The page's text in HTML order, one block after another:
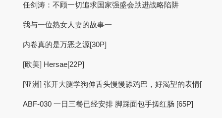
任剑涛：不顾一切追求国家强盛会跌进战略陷阱
我与一位熟女人妻的故事一
内卷真的是万恶之源[30P]
[欧美] Hersae[22P]
[亚洲] 张开大腿学狗伸舌头慢慢舔鸡巴，好渴望的表情[
ABF-030 一日三餐已经安排 脚踩面包手搓红肠 [65P]